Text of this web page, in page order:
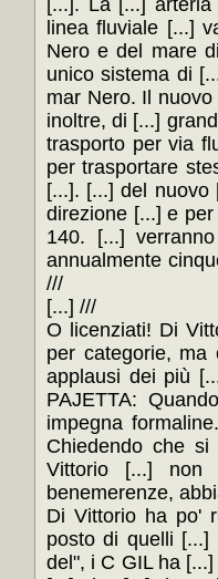
[...]. La [...]
linea fluviale [...]
Nero e del mare
unico sistema di
mar Nero. Il
inoltre, di [...]
trasporto per via
per trasportare
[...]. [...] del
direzione [...] e
140. [...]
annualmente
///
[...] ///
O licenziati! Di
per categorie,
applausi dei più
PAJETTA:
impegna
Chiedendo che
Vittorio [...]
benemerenze,
Di Vittorio ha po'
posto di quelli
del", i C GIL ha